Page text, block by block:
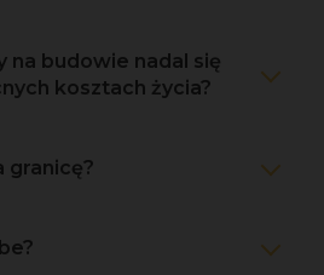
na budowie nadal się
kosztach życia?
granicę?